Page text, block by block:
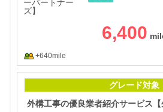
6,400
+640mile
グレード対象